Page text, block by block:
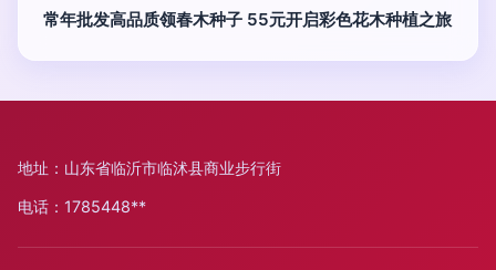
常年批发高品质领春木种子 55元开启彩色花木种植之旅
地址：山东省临沂市临沭县商业步行街
电话：1785448**